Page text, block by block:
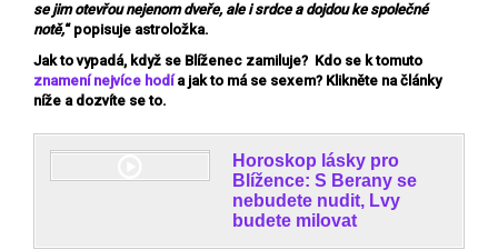
se jim otevřou nejenom dveře, ale i srdce a dojdou ke společné
notě,“ popisuje astroložka.
Jak to vypadá, když se Blíženec zamiluje? Kdo se k tomuto
znamení nejvíce hodía jak to má se sexem? Klikněte na články
níže a dozvíte se to.
Horoskop lásky pro
Blížence: S Berany se
nebudete nudit, Lvy
budete milovat